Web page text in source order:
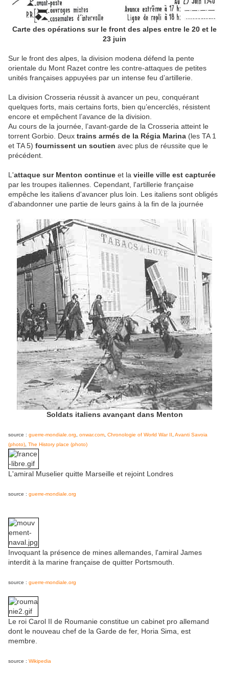
Carte des opérations sur le front des alpes entre le 20 et le
23 juin
Sur le front des alpes, la division modena défend la pente
orientale du Mont Razet contre les contre-attaques de petites
unités françaises appuyées par un intense feu d’artillerie.
La division Crosseria réussit à avancer un peu, conquérant
quelques forts, mais certains forts, bien qu’encerclés, résistent
encore et empêchent l’avance de la division.
Au cours de la journée, l’avant-garde de la Crosseria atteint le
torrent Gorbio. Deux trains armés de la Régia Marina (les TA 1
et TA 5) fournissent un soutien avec plus de réussite que le
précédent.
L'attaque sur Menton continue et la vieille ville est capturée
par les troupes italiennes. Cependant, l'artillerie française
empêche les italiens d'avancer plus loin. Les italiens sont obligés
d'abandonner une partie de leurs gains à la fin de la journée
Soldats italiens avançant dans Menton
source : guerre-mondiale.org onwar.com Chronologie of World War II Avanti Savoia
(photo) The History place (photo)
L'amiral Muselier quitte Marseille et rejoint Londres
source : guerre-mondiale.org
Invoquant la présence de mines allemandes, l'amiral James
interdit à la marine française de quitter Portsmouth.
source : guerre-mondiale.org
Le roi Carol II de Roumanie constitue un cabinet pro allemand
dont le nouveau chef de la Garde de fer, Horia Sima, est
membre.
source : Wikipedia